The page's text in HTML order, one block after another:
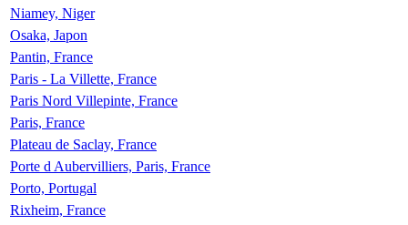
Niamey, Niger
Osaka, Japon
Pantin, France
Paris - La Villette, France
Paris Nord Villepinte, France
Paris, France
Plateau de Saclay, France
Porte d Aubervilliers, Paris, France
Porto, Portugal
Rixheim, France